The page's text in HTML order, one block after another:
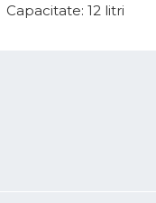
Capacitate: 12 litri